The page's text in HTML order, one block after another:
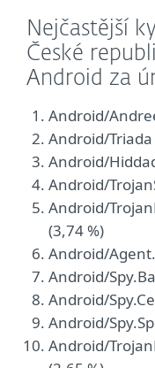
Nejčastější
České
Android za
Android/
Android/
Android/
Android/
Android/
(3,74 %)
Android/
Android/
Android/
Android/
Android/